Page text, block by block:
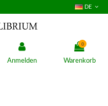
DE
Anmelden
0
Warenkorb